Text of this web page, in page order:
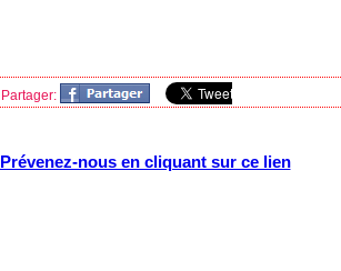
Partager:
nous en cliquant sur ce lien